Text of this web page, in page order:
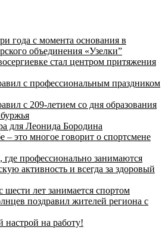
года с момента основания в
объединения «Узелки”
стал центром притяжения
с профессиональным праздником
с 209-летием со дня образования
для Леонида Бородина
– это многое говорит о спортсмене
профессионально занимаются
активность и всегда за здоровый
шести лет занимается спортом
поздравил жителей региона с
на работу!